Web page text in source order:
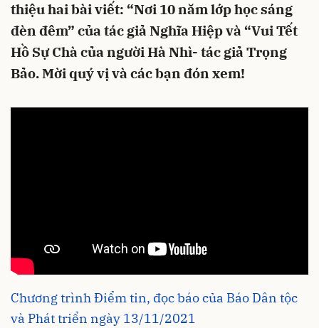
thiệu hai bài viết: “Nơi 10 năm lớp học sáng
đèn đêm” của tác giả Nghĩa Hiệp và “Vui Tết
Hồ Sự Chà của người Hà Nhì- tác giả Trọng
Bảo. Mời quý vị và các bạn đón xem!
Chương trình Điểm tin, đọc báo của Báo Dân tộc
và Phát triển ngày 13/11/2021